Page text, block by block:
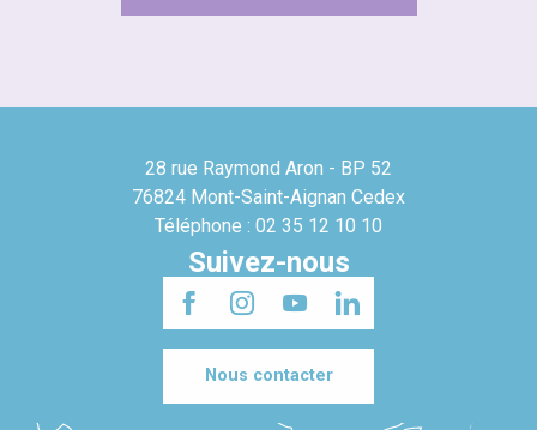
28 rue Raymond Aron - BP 52
76824 Mont-Saint-Aignan Cedex
Téléphone : 02 35 12 10 10
Suivez-nous
Nous contacter